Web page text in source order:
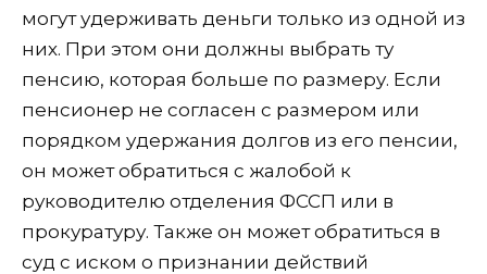
могут удерживать деньги только из одной из
них. При этом они должны выбрать ту
пенсию, которая больше по размеру. Если
пенсионер не согласен с размером или
порядком удержания долгов из его пенсии,
он может обратиться с жалобой к
руководителю отделения ФССП или в
прокуратуру. Также он может обратиться в
суд с иском о признании действий